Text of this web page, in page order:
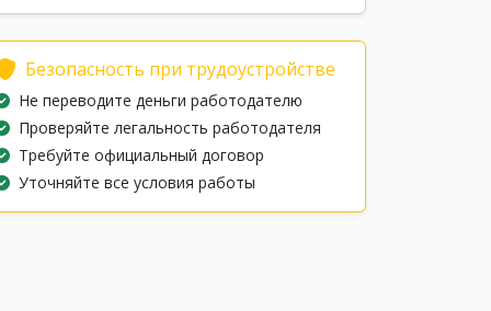
Безопасность при трудоустройстве
Не переводите деньги работодателю
Проверяйте легальность работодателя
Требуйте официальный договор
Уточняйте все условия работы